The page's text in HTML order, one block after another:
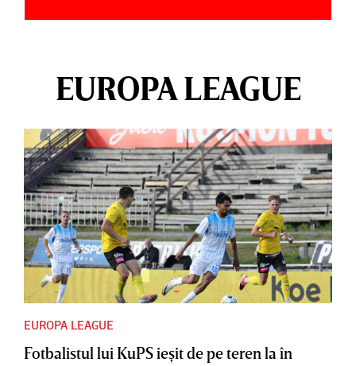
EUROPA LEAGUE
EUROPA LEAGUE
Fotbalistul lui KuPS ieşit de pe teren la în